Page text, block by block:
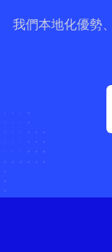
我們本地化優勢